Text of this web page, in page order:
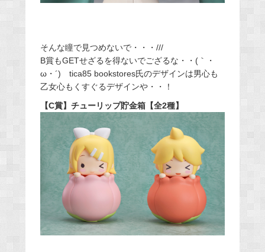
そんな瞳で見つめないで・・・///
B賞もGETせざるを得ないでござるな・・(｀・
ω・´) tica85 bookstores氏のデザインは男心も
乙女心もくすぐるデザインや・・！
【C賞】チューリップ貯金箱【全2種】